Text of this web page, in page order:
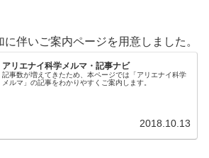
に伴いご案内ページを用意しました。
アリエナイ科学メルマ・記事ナビ
記事数が増えてきたため、本ページでは「アリエナイ科学
メルマ」の記事をわかりやすくご案内します。
2018.10.13